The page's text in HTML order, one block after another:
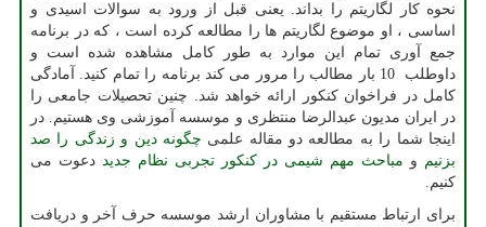
نحوه کار لگاریتم را بداند. یعنی قبل از ورود به سوالات اسیدی و
اساسی ، او موضوع لگاریتم ها را مطالعه کرده است ، که در برنامه
جمع آوری تمام این موارد به طور کامل مشاهده شده است و
داوطلب 10 بار مطالب را مرور می کند برنامه را تمام کنید. آمادگی
کامل در فراخوان کنکور ارائه خواهد شد. چنین تحصیلات جامعی را
در ایران مدیون عبدالرضا منتظری و موسسه آموزشی وی هستیم. در
اینجا شما را به مطالعه دو مقاله علمی چگونه دین و زندگی را صد
بزنیم و مباحث مهم شیمی در کنکور تجربی نظام جدید دعوت می
کنیم.
برای ارتباط مستقیم با مشاوران ارشد موسسه حرف آخر و دریافت